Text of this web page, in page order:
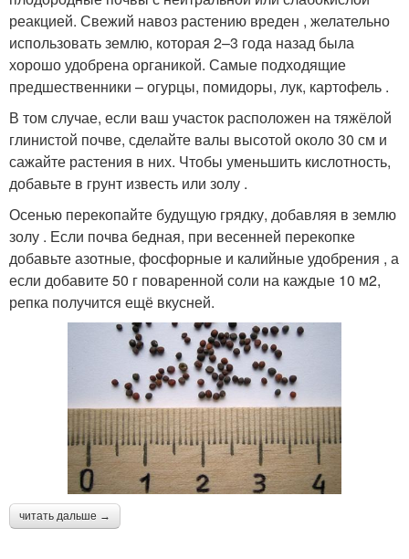
реакцией. Свежий навоз растению вреден , желательно
использовать землю, которая 2–3 года назад была
хорошо удобрена органикой. Самые подходящие
предшественники – огурцы, помидоры, лук, картофель .
В том случае, если ваш участок расположен на тяжёлой
глинистой почве, сделайте валы высотой около 30 см и
сажайте растения в них. Чтобы уменьшить кислотность,
добавьте в грунт известь или золу .
Осенью перекопайте будущую грядку, добавляя в землю
золу . Если почва бедная, при весенней перекопке
добавьте азотные, фосфорные и калийные удобрения , а
если добавите 50 г поваренной соли на каждые 10 м2,
репка получится ещё вкусней.
читать дальше →